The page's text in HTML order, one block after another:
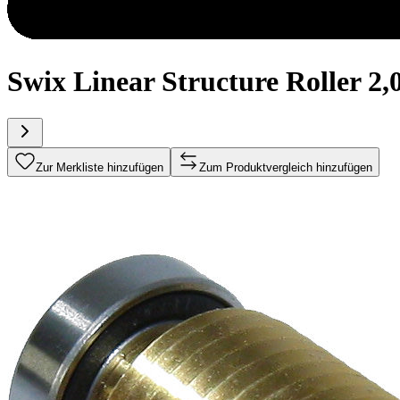
Swix Linear Structure Roller
Zur Merkliste hinzufügen Zum Produktvergleich hinzufügen